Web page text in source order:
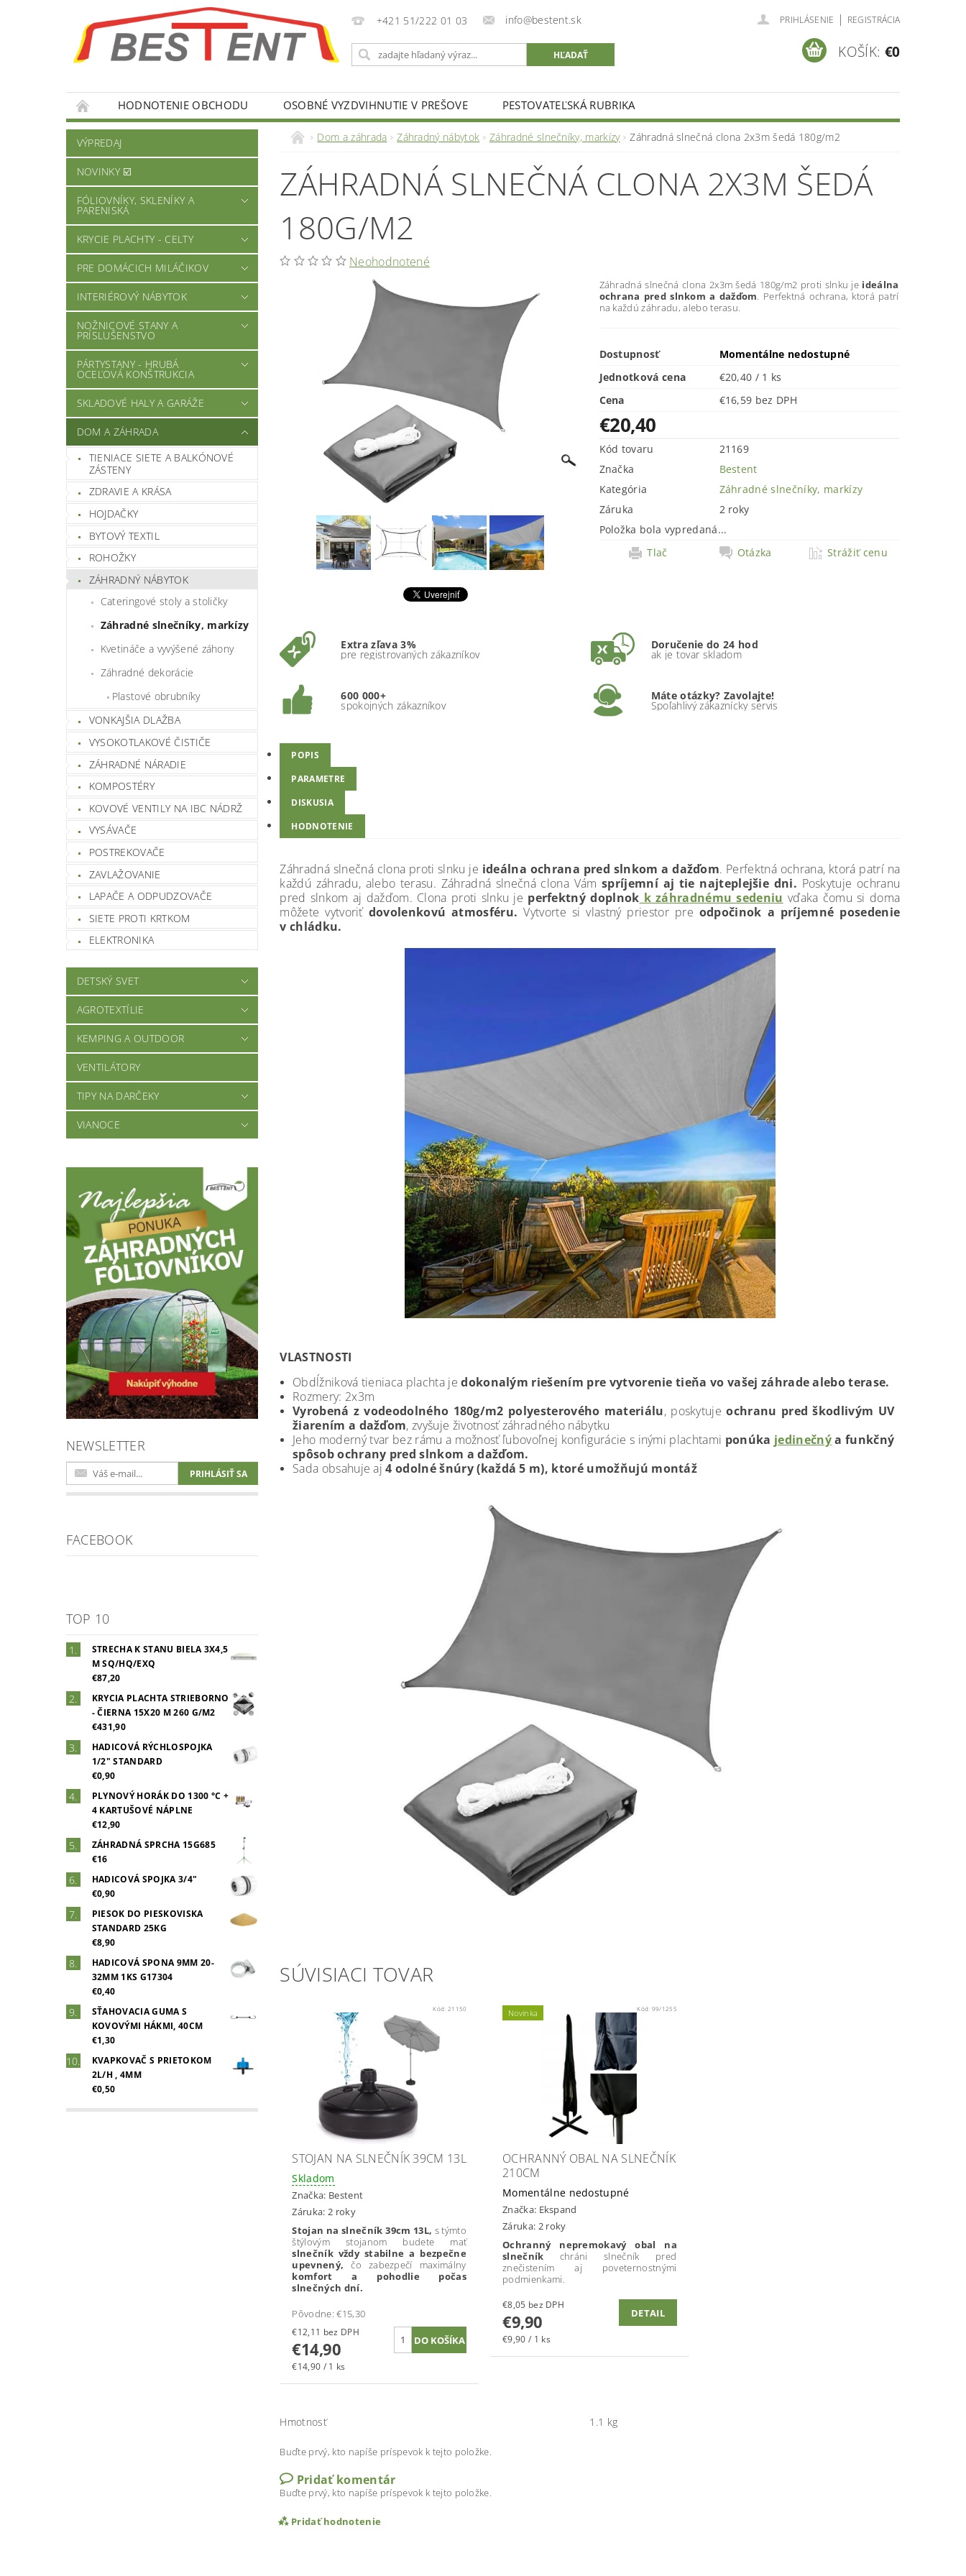
+421 51/222 01 03 info@bestent.sk PRIHLÁSENIE | REGISTRÁCIA
KOŠÍK: €0
HODNOTENIE OBCHODU OSOBNÉ VYZDVIHNUTIE V PREŠOVE PESTOVATEĽSKÁ RUBRIKA
VÝPREDAJ
NOVINKY ☑️
FÓLIOVNÍKY, SKLENÍKY A
PARENISKÁ
KRYCIE PLACHTY - CELTY
PRE DOMÁCICH MILÁČIKOV
INTERIÉROVÝ NÁBYTOK
NOŽNICOVÉ STANY A
PRÍSLUŠENSTVO
PÁRTYSTANY - HRUBÁ
OCEĽOVÁ KONŠTRUKCIA
SKLADOVÉ HALY A GARÁŽE
DOM A ZÁHRADA
TIENIACE SIETE A BALKÓNOVÉ
ZÁSTENY
ZDRAVIE A KRÁSA
HOJDAČKY
BYTOVÝ TEXTIL
ROHOŽKY
ZÁHRADNÝ NÁBYTOK
Cateringové stoly a stoličky
Záhradné slnečníky, markízy
Kvetináče a vyvýšené záhony
Záhradné dekorácie
Plastové obrubníky
VONKAJŠIA DLAŽBA
VYSOKOTLAKOVÉ ČISTIČE
ZÁHRADNÉ NÁRADIE
KOMPOSTÉRY
KOVOVÉ VENTILY NA IBC NÁDRŽ
VYSÁVAČE
POSTREKOVAČE
ZAVLAŽOVANIE
LAPAČE A ODPUDZOVAČE
SIETE PROTI KRTKOM
ELEKTRONIKA
DETSKÝ SVET
AGROTEXTÍLIE
KEMPING A OUTDOOR
VENTILÁTORY
TIPY NA DARČEKY
VIANOCE
NEWSLETTER
FACEBOOK
TOP 10
STRECHA K STANU BIELA 3X4,5
M SQ/HQ/EXQ
€87,20
KRYCIA PLACHTA STRIEBORNO
- ČIERNA 15X20 M 260 G/M2
€431,90
HADICOVÁ RÝCHLOSPOJKA
1/2" STANDARD
€0,90
PLYNOVÝ HORÁK DO 1300 °C +
4 KARTUŠOVÉ NÁPLNE
€12,90
ZÁHRADNÁ SPRCHA 15G685
€16
HADICOVÁ SPOJKA 3/4"
€0,90
PIESOK DO PIESKOVISKA
STANDARD 25KG
€8,90
HADICOVÁ SPONA 9MM 20-
32MM 1KS G17304
€0,40
SŤAHOVACIA GUMA S
KOVOVÝMI HÁKMI, 40CM
€1,30
KVAPKOVAČ S PRIETOKOM
2L/H , 4MM
€0,50
Dom a záhrada Záhradný nábytok Záhradné slnečníky, markízy Záhradná slnečná clona 2x3m šedá 180g/m2
ZÁHRADNÁ SLNEČNÁ CLONA 2X3M ŠEDÁ
180G/M2
Neohodnotené
Záhradná slnečná clona 2x3m šedá 180g/m2 proti slnku je ideálna
ochrana pred slnkom a dažďom. Perfektná ochrana, ktorá patrí
na každú záhradu, alebo terasu.
Dostupnosť
Momentálne nedostupné
Jednotková cena
€20,40 / 1 ks
Cena
€16,59 bez DPH
€20,40
Kód tovaru
21169
Značka
Bestent
Kategória
Záhradné slnečníky, markízy
Záruka
2 roky
Položka bola vypredaná...
Tlač
Otázka Strážiť cenu
Extra zľava 3%
pre registrovaných zákazníkov
Doručenie do 24 hod
ak je tovar skladom
600 000+
spokojných zákazníkov
Máte otázky? Zavolajte!
Spoľahlivý zákaznícky servis
POPIS
PARAMETRE
DISKUSIA
HODNOTENIE
Záhradná slnečná clona proti slnku je ideálna ochrana pred slnkom a dažďom. Perfektná ochrana, ktorá patrí na
každú záhradu, alebo terasu. Záhradná slnečná clona Vámspríjemní aj tie najteplejšie dni. Poskytuje ochranu
pred slnkom aj dažďom. Clona proti slnku je perfektný doplnok k záhradnému sedeniu vďaka čomu si doma
môžete vytvoriťdovolenkovú atmosféru. Vytvorte si vlastný priestor pre odpočinok a príjemné posedenie
v chládku.
VLASTNOSTI
Obdĺžniková tieniaca plachta jedokonalým riešením pre vytvorenie tieňa vo vašej záhrade alebo terase.
Rozmery: 2x3m
Vyrobená z vodeodolného 180g/m2 polyesterového materiálu, poskytujeochranu pred škodlivým UV
žiarením a dažďom, zvyšuje životnosť záhradného nábytku
Jeho moderný tvar bez rámu a možnosť ľubovoľnej konfigurácie s inými plachtami ponúka jedinečnýa funkčný
spôsob ochrany pred slnkom a dažďom.
Sada obsahuje aj4 odolné šnúry (každá 5 m), ktoré umožňujú montáž
SÚVISIACI TOVAR
Kód: 21150
STOJAN NA SLNEČNÍK 39CM 13L
Skladom
Značka: Bestent
Záruka: 2 roky
Stojan na slnečník 39cm 13L, s týmto
štýlovým stojanom budete mať
slnečník vždy stabilne a bezpečne
upevnený, čo zabezpečí maximálny
komfort a pohodlie počas
slnečných dní.
Pôvodne:€15,30
€12,11 bez DPH
€14,90
€14,90 / 1 ks
Novinka Kód: 99/1255
OCHRANNÝ OBAL NA SLNEČNÍK
210CM
Momentálne nedostupné
Značka: Ekspand
Záruka: 2 roky
Ochranný nepremokavý obal na
slnečník chráni slnečník pred
znečistením aj poveternostnými
podmienkami.
€8,05 bez DPH
€9,90
€9,90 / 1 ks
DETAIL
Hmotnosť 1.1 kg
Buďte prvý, kto napíše príspevok k tejto položke.
Pridať komentár
Buďte prvý, kto napíše príspevok k tejto položke.
Pridať hodnotenie